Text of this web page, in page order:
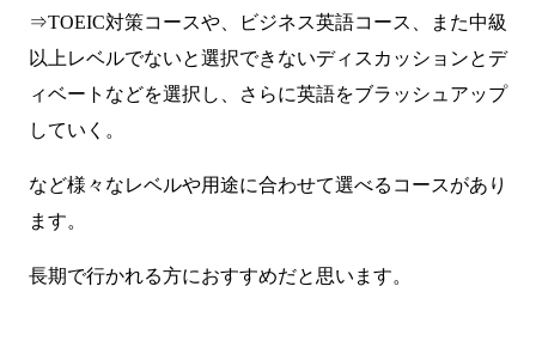
⇒TOEIC対策コースや、ビジネス英語コース、また中級
以上レベルでないと選択できないディスカッションとデ
ィベートなどを選択し、さらに英語をブラッシュアップ
していく。
など様々なレベルや用途に合わせて選べるコースがあり
ます。
長期で行かれる方におすすめだと思います。